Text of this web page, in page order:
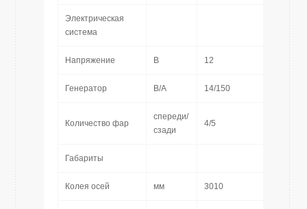
Электрическая
система
Напряжение В 12
Генератор В/А 14/150
Количество фар
спереди/
сзади
4/5
Габариты
Колея осей мм 3010